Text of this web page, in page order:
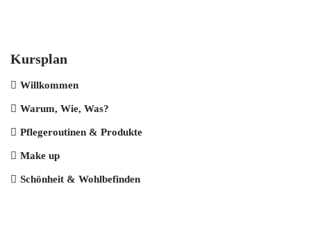
Kursplan
Willkommen
Warum, Wie, Was?
Pflegeroutinen & Produkte
Make up
Schönheit & Wohlbefinden